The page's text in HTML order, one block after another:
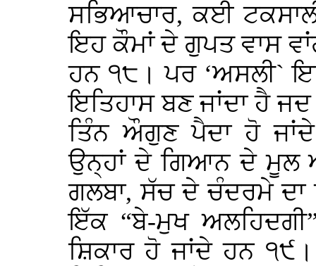
ਸਭਿਆਚਾਰ, ਕਈ
ਇਹ ਕੌਮਾਂ ਦੇ ਗੁਪਤ ਵਾਸ
ਹਨ ੧੮। ਪਰ ‘ਅਸਲੀ`
ਇਤਿਹਾਸ ਬਣ ਜਾਂਦਾ ਹੈ
ਤਿੰਨ ਔਗੁਣ ਪੈਦਾ ਹੋ
ਉਨ੍ਹਾਂ ਦੇ ਗਿਆਨ ਦੇ ਮੂਲ
ਗਲਬਾ, ਸੱਚ ਦੇ ਚੰਦਰਮੇ ਦਾ
ਇੱਕ “ਬੇ-ਮੁਖ
ਸ਼ਿਕਾਰ ਹੋ ਜਾਂਦੇ ਹਨ